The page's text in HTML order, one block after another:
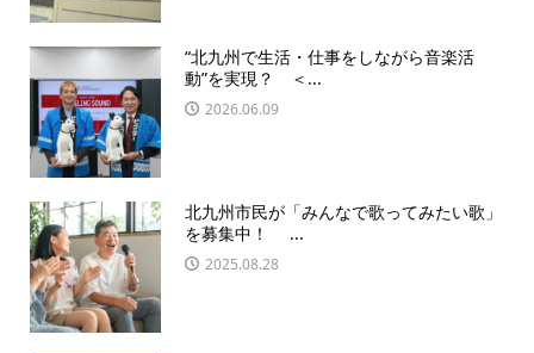
“北九州で生活・仕事をしながら音楽活
動”を実現？ ＜...
2026.06.09
北九州市民が「みんなで歌ってみたい歌」
を募集中！ ...
2025.08.28